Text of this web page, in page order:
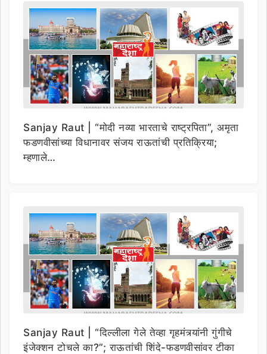
Sanjay Raut | “मोदी नव्या भारताचे राष्ट्रपिता”, अमृता
फडणवीसांच्या विधानावर संजय राऊतांची प्रतिक्रिया;
म्हणाले…
Sanjay Raut | “दिल्लीला गेले तेव्हा गृहमंत्र्यांनी गुंगीचे
इंजेक्शन टोचले का?”; राऊतांची शिंदे-फडणवीसांवर टीका